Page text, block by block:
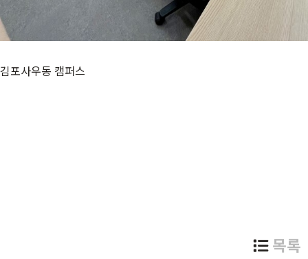
김포사우동 캠퍼스
목록